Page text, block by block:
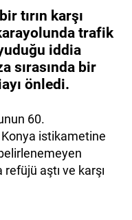
tırın karşı
trafik
iddia
sırasında bir
önledi.
60.
istikametine
aştı ve karşı